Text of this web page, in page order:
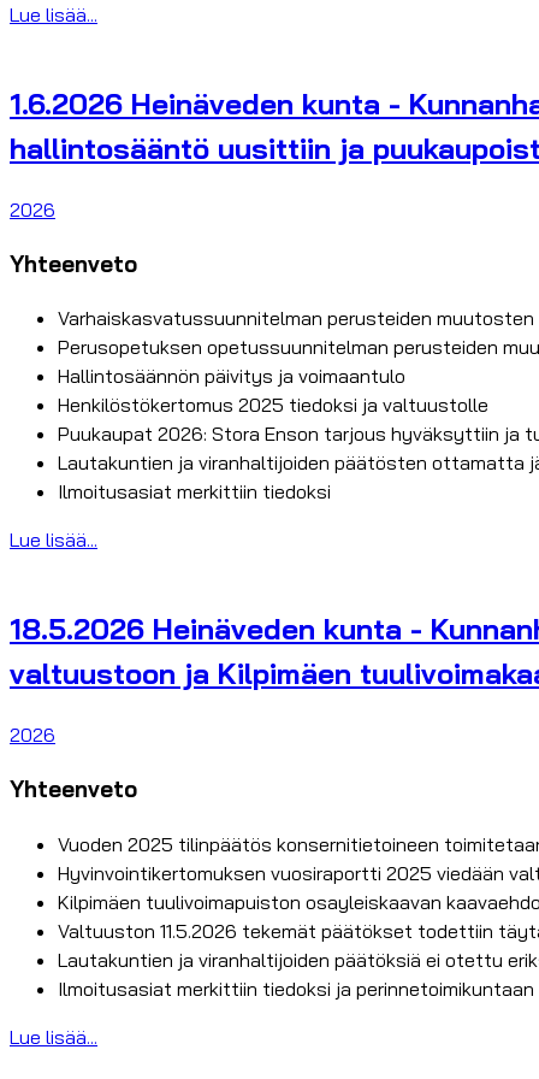
Lue lisää...
1.6.2026 Heinäveden kunta -
hallintosääntö uusittiin ja
2026
Yhteenveto
Varhaiskasvatussuunnitelman perusteiden muutosten
Perusopetuksen opetussuunnitelman perusteiden
Hallintosäännön päivitys ja voimaantulo
Henkilöstökertomus 2025 tiedoksi ja valtuustolle
Puukaupat 2026: Stora Enson tarjous hyväksyttiin ja
Lautakuntien ja viranhaltijoiden päätösten ottamatta
Ilmoitusasiat merkittiin tiedoksi
Lue lisää...
18.5.2026 Heinäveden kunta -
valtuustoon ja Kilpimäen
2026
Yhteenveto
Vuoden 2025 tilinpäätös konsernitietoineen
Hyvinvointikertomuksen vuosiraportti 2025 viedään
Kilpimäen tuulivoimapuiston osayleiskaavan
Valtuuston 11.5.2026 tekemät päätökset todettiin
Lautakuntien ja viranhaltijoiden päätöksiä ei otettu
Ilmoitusasiat merkittiin tiedoksi ja
Lue lisää...